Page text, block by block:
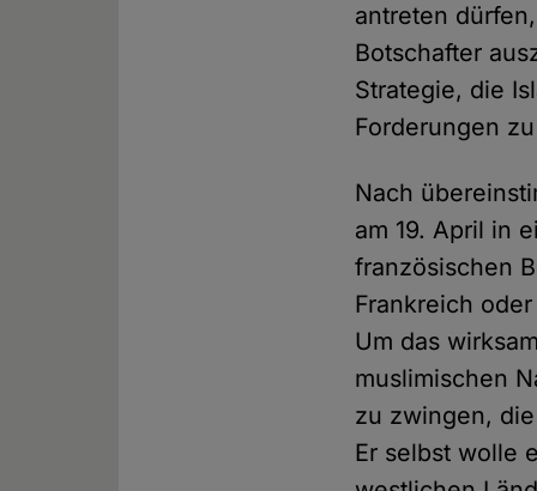
antreten
Botschafter
Strategie, die
Forderungen
Nach
am 19. April in
französischen
Frankreich
Um das
muslimischen
zu zwingen,
Er selbst wolle